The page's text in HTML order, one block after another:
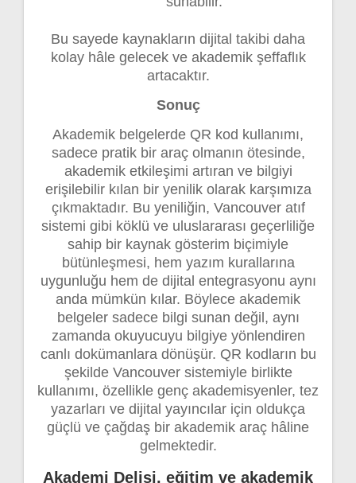
Bu sayede kaynakların dijital takibi daha
kolay hâle gelecek ve akademik şeffaflık
artacaktır.
Sonuç
Akademik belgelerde QR kod kullanımı,
sadece pratik bir araç olmanın ötesinde,
akademik etkileşimi artıran ve bilgiyi
erişilebilir kılan bir yenilik olarak karşımıza
çıkmaktadır. Bu yeniliğin, Vancouver atıf
sistemi gibi köklü ve uluslararası geçerliliğe
sahip bir kaynak gösterim biçimiyle
bütünleşmesi, hem yazım kurallarına
uygunluğu hem de dijital entegrasyonu aynı
anda mümkün kılar. Böylece akademik
belgeler sadece bilgi sunan değil, aynı
zamanda okuyucuyu bilgiye yönlendiren
canlı dokümanlara dönüşür. QR kodların bu
şekilde Vancouver sistemiyle birlikte
kullanımı, özellikle genç akademisyenler, tez
yazarları ve dijital yayıncılar için oldukça
güçlü ve çağdaş bir akademik araç hâline
gelmektedir.
Akademi Delisi, eğitim ve akademik